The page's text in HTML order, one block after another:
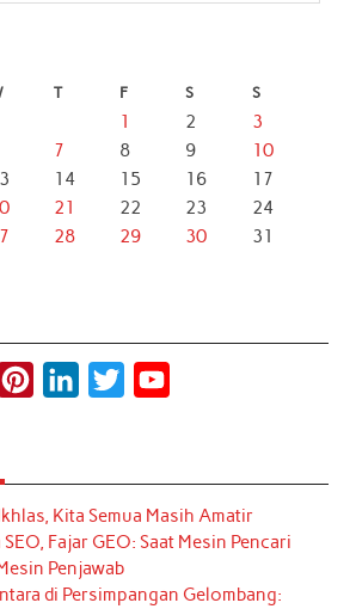
T F S S
1 2
3
7 8 9
10
14 15 16
17
21 22 23
24
28 29 30
31
t
e
r
e
k
e
d
I
t
t
r
T
u
e
Kita Semua Masih Amatir
SEO, Fajar GEO: Saat Mesin Pencari
Penjawab
di Persimpangan Gelombang: